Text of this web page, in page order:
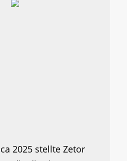
2025 stellte Zetor